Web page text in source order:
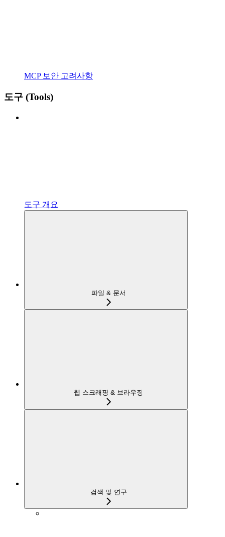
MCP 보안 고려사항
도구 (Tools)
도구 개요
파일 & 문서
웹 스크래핑 & 브라우징
검색 및 연구